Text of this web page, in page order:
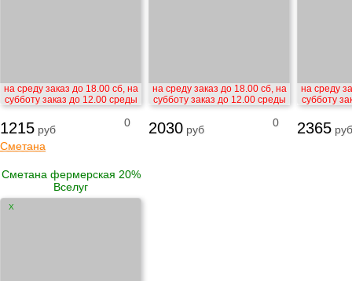
на среду заказ до 18.00 сб, на
субботу заказ до 12.00 среды
1215 руб
0
на среду заказ до 18.00 сб, на
субботу заказ до 12.00 среды
2030 руб
0
на среду
субботу
2365 руб
Сметана
Сметана фермерская 20%
Вселуг
X